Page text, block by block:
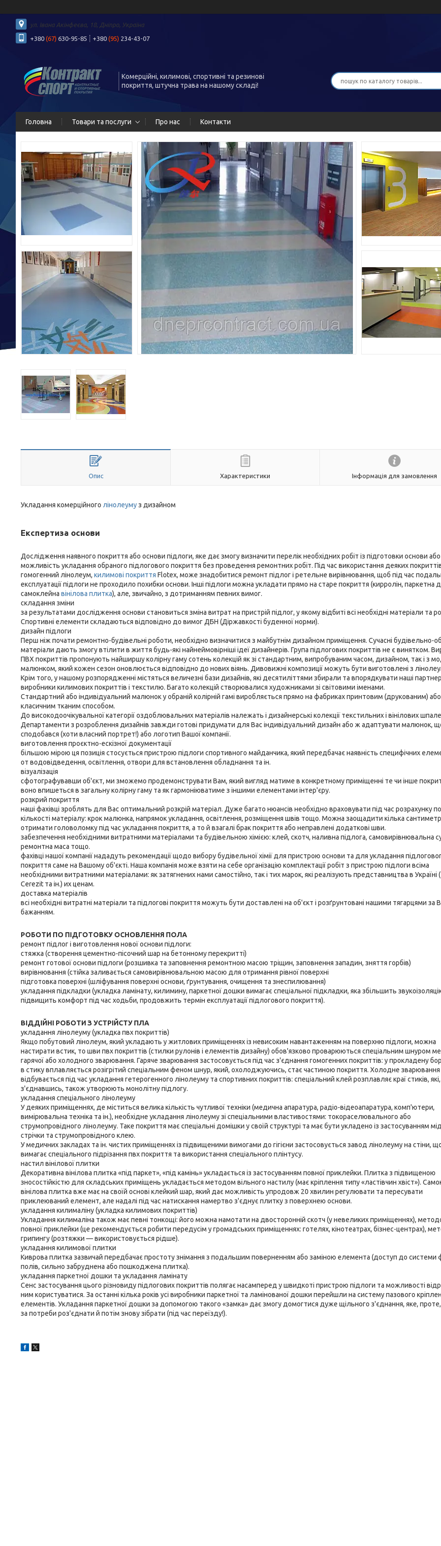
ул. Івана Акінфеєва, 18, Дніпро, Україна
+380 (67) 630-95-85 +380 (95) 234-43-07
Комерційні, килимові, спортивні та резинові
покриття, штучна трава на нашому складі!
Головна Товари та послуги Про нас Контакти
Опис Характеристики Інформація для замовлення
Укладання комерційного лінолеумуз дизайном
Експертиза основи
Дослідження наявного покриття або основи підлоги, яке дає змогу визначити перелік необхідних робіт із підготовки основи або
можливість укладання обраного підлогового покриття без проведення ремонтних робіт. Під час використання деяких
гомогенний лінолеум, килимові покриття Flotex, може знадобитися ремонт підлог і ретельне вирівнювання, щоб під час
експлуатації підлоги не проходило похибки основи. Інші підлоги можна укладати прямо на старе покриття (кирролін, паркетна
самоклейна вінілова плитка), але, звичайно, з дотриманням певних вимог.
складання зміни
за результатами дослідження основи становиться зміна витрат на пристрій підлог, у якому відбиті всі необхідні матеріали та
Спортивні елементи складаються відповідно до вимог ДБН (Діржавкості буденної норми).
дизайн підлоги
Перш ніж почати ремонтно-будівельні роботи, необхідно визначитися з майбутнім дизайном приміщення. Сучасні будівельно-
матеріали дають змогу втілити в життя будь-які найнеймовірніші ідеї дизайнерів. Група підлогових покриттів не є винятком.
ПВХ покриттів пропонують найширшу колірну гаму сотень колекцій як зі стандартним, випробуваним часом, дизайном, так і з
малюнком, який кожен сезон оновлюється відповідно до нових віянь. Дивовижні композиції можуть бути виготовлені з
Крім того, у нашому розпорядженні містяться величезні бази дизайнів, які десятиліттями збирали та впорядкувати наші
виробники килимових покриттів і текстилю. Багато колекцій створювалися художниками зі світовими іменами.
Стандартний або індивідуальний малюнок у обраній колірній гамі виробляється прямо на фабриках принтовим (друкованим) або
класичним тканим способом.
До високодоочікувальної категорії оздоблювальних матеріалів належать і дизайнерські колекції текстильних і вінілових
Департаменти з розроблення дизайнів завжди готові придумати для Вас індивідуальний дизайн або ж адаптувати малюнок,
сподобався (хоти власний портрет!) або логотип Вашої компанії.
виготовлення проєктно-ескізної документації
більшою мірою ця позиція стосується пристрою підлоги спортивного майданчика, який передбачає наявність специфічних
от водовідведення, освітлення, отвори для встановлення обладнання та ін.
візуалізація
сфотографувавши об'єкт, ми зможемо продемонструвати Вам, який вигляд матиме в конкретному приміщенні те чи інше
воно впишеться в загальну колірну гаму та як гармоніюватиме з іншими елементами інтер'єру.
розкрий покриття
наші фахівці зроблять для Вас оптимальний розкрій матеріал. Дуже багато нюансів необхідно враховувати під час розрахунку
кількості матеріалу: крок малюнка, напрямок укладання, освітлення, розміщення швів тощо. Можна заощадити кілька
отримати головоломку під час укладання покриття, а то й взагалі брак покриття або неправлені додаткові шви.
забезпечення необхідними витратними матеріалами та будівельною хімією: клей, скотч, наливна підлога, самовирівнювальна
ремонтна маса тощо.
фахівці нашої компанії нададуть рекомендації щодо вибору будівельної хімії для пристрою основи та для укладання
покриття саме на Вашому об'єкті. Наша компанія може взяти на себе організацію комплектації робіт з пристрою підлоги всіма
необхідними витратними матеріалами: як затягнених нами самостійно, так і тих марок, які реалізують представництва в Україні
Cerezit та ін.) их ценам.
доставка матеріалів
всі необхідні витратні матеріали та підлогові покриття можуть бути доставлені на об'єкт і розґрунтовані нашими тягарцями за
бажанням.
РОБОТИ ПО ПІДГОТОВКУ ОСНОВЛЕННЯ ПОЛА
ремонт підлог і виготовлення нової основи підлоги:
стяжка (створення цементно-пісочний шар на бетонному перекритті)
ремонт готової основи підлоги (розшивка та заповнення ремонтною масою тріщин, заповнення западин, зняття горбів)
вирівнювання (стійка заливається самовирівнювальною масою для отримання рівної поверхні
підготовка поверхні (шліфування поверхні основи, ґрунтування, очищення та знеспилювання)
укладання підкладки (укладка ламінату, килимину, паркетної дошки вимагає спеціальної підкладки, яка збільшить
підвищить комфорт під час ходьби, продовжить термін експлуатації підлогового покриття).
ВІДДІЙНІ РОБОТИ З УСТРІЙСТУ ПЛА
укладання лінолеуму (укладка пвх покриттів)
Якщо побутовий лінолеум, який укладають у житлових приміщеннях із невисоким навантаженням на поверхню підлоги, можна
настирати встик, то шви пвх покриттів (стилки рулонів і елементів дизайну) обов'язково проварюються спеціальним шнуром
гарячої або холодного зварювання. Гаряче зварювання застосовується під час з'єднання гомогенних покриттів: у прокладену
в стику вплавляється розігрітий спеціальним феном шнур, який, охолоджуючись, стає частиною покриття. Холодне зварювання
відбувається під час укладання гетерогенного лінолеуму та спортивних покриттів: спеціальний клей розплавляє краї стиків, які,
з'єднавшись, також утворюють монолітну підлогу.
укладання спеціального лінолеуму
У деяких приміщеннях, де міститься велика кількість чутливої техніки (медична апаратура, радіо-відеоапаратура, комп'ютери,
вимірювальна техніка та ін.), необхідне укладання лінолеуму зі спеціальними властивостями: токораселювального або
струмопровідного лінолеуму. Таке покриття має спеціальні домішки у своїй структурі та має бути укладено із застосуванням
стрічки та струмопровідного клею.
У медичних закладах та ін. чистих приміщеннях із підвищеними вимогами до гігієни застосовується завод лінолеуму на стіни,
вимагає спеціального підрізання пвх покриття та використання спеціального плінтусу.
настил вінілової плитки
Декоративна вінілова плитка «під паркет», «під камінь» укладається із застосуванням повної приклейки. Плитка з підвищеною
зносостійкістю для складських приміщень укладається методом вільного настилу (має кріплення типу «ластівчин хвіст»).
вінілова плитка вже має на своїй основі клейкий шар, який дає можливість упродовж 20 хвилин регулювати та пересувати
приклеюваний елемент, але надалі під час натискання намертво з'єднує плитку з поверхнею основи.
укладання килималіну (укладка килимових покриттів)
Укладання килималіна також має певні тонкощі: його можна намотати на двосторонній скотч (у невеликих приміщеннях),
повної приклейки (це рекомендується робити передусім у громадських приміщеннях: готелях, кінотеатрах, бізнес-центрах),
грипингу (розтяжки — використовується рідше).
укладання килимової плитки
Киврова плитка зазвичай передбачає простоту знімання з подальшим поверненням або заміною елемента (доступ до
полів, сильно забруднена або пошкоджена плитка).
укладання паркетної дошки та укладання ламінату
Сенс застосування цього різновиду підлогових покриттів полягає насамперед у швидкоті пристрою підлоги та можливості
ним користуватися. За останні кілька років усі виробники паркетної та ламінованої дошки перейшли на систему пазового
елементів. Укладання паркетної дошки за допомогою такого «замка» дає змогу домогтися дуже щільного з'єднання, яке,
за потреби роз'єднати й потім знову зібрати (під час переїзду!).